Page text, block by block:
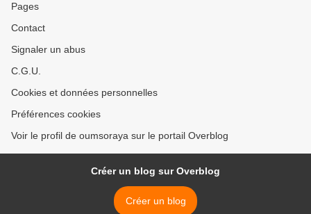
Pages
Contact
Signaler un abus
C.G.U.
Cookies et données personnelles
Préférences cookies
Voir le profil de oumsoraya sur le portail Overblog
Créer un blog sur Overblog
Créer un blog